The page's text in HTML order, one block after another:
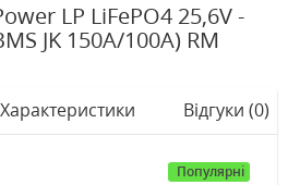
LP LiFePO4 25,6V -
JK 150A/100А) RM
Характеристики Відгуки (0)
Популярні